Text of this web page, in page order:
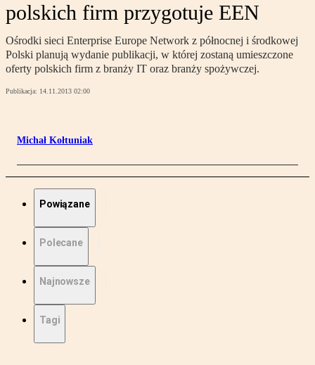
polskich firm przygotuje EEN
Ośrodki sieci Enterprise Europe Network z północnej i środkowej
Polski planują wydanie publikacji, w której zostaną umieszczone
oferty polskich firm z branży IT oraz branży spożywczej.
Publikacja: 14.11.2013 02:00
Michał Kołtuniak
Powiązane
Polecane
Najnowsze
Tagi